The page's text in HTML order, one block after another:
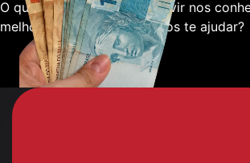
O que está esperando para vir nos
melhor sobre como podemos te ajudar?